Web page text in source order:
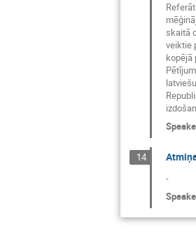
skaitā
veiktie
kopējā
14
-